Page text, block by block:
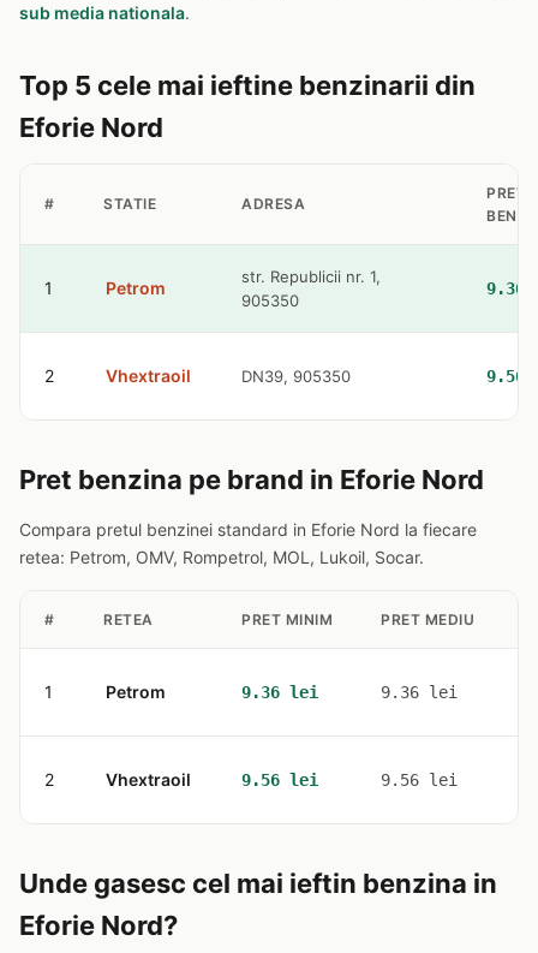
sub media nationala.
Top 5 cele mai ieftine benzinarii din
Eforie Nord
# STATIE ADRESA
PRET
1 Petrom
str. Republicii nr. 1,
905350
9.36
2 Vhextraoil DN39, 905350 9.56
Pret benzina pe brand in Eforie Nord
Compara pretul benzinei standard in Eforie Nord la fiecare
retea: Petrom, OMV, Rompetrol, MOL, Lukoil, Socar.
# RETEA PRET MINIM PRET MEDIU
1 Petrom 9.36 lei 9.36 lei
2 Vhextraoil 9.56 lei 9.56 lei
Unde gasesc cel mai ieftin benzina in
Eforie Nord?